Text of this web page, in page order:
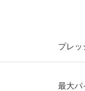
プレッ
最大パ